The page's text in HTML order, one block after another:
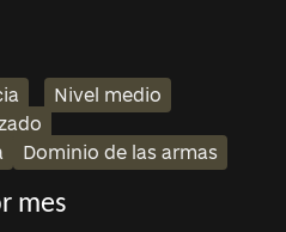
Nivel medio
Dominio de las armas
mes